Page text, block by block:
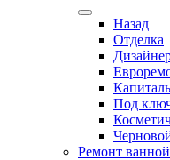
Назад
Отделка
Под
Ремонт ванной